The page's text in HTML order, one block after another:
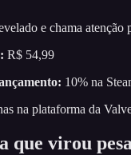
e chama atenção
R$ 54,99
10% na
na plataforma da
que virou